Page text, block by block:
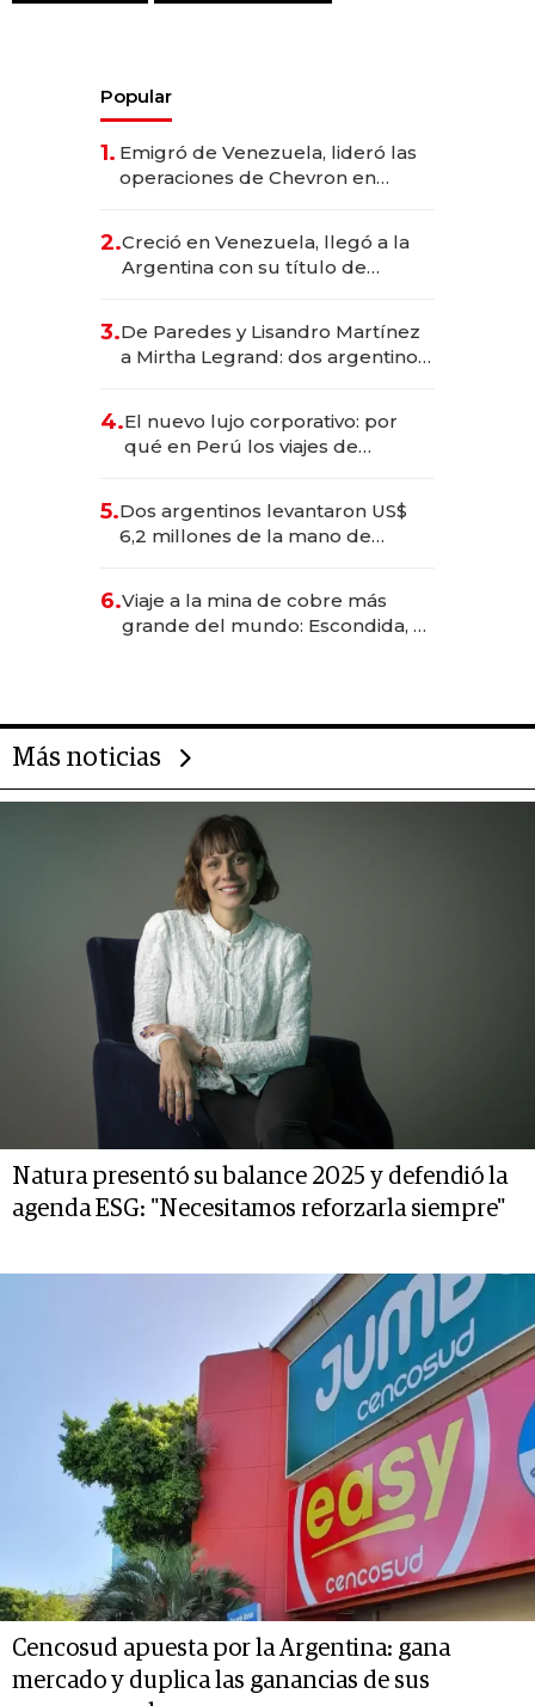
Popular
1. Emigró de Venezuela, lideró las
operaciones de Chevron en
2.Creció en Venezuela, llegó a la
Argentina con su título de
las marcas "fast premium"
3.De Paredes y Lisandro Martínez
a Mirtha Legrand: dos argentinos
4.El nuevo lujo corporativo: por
qué en Perú los viajes de
para convertirse en experiencias
transformadoras
5.Dos argentinos levantaron US$
6,2 millones de la mano de
6.Viaje a la mina de cobre más
grande del mundo: Escondida, el
Más noticias
Natura presentó su balance 2025 y defendió la
agenda ESG: "Necesitamos reforzarla siempre"
Cencosud apuesta por la Argentina: gana
mercado y duplica las ganancias de sus